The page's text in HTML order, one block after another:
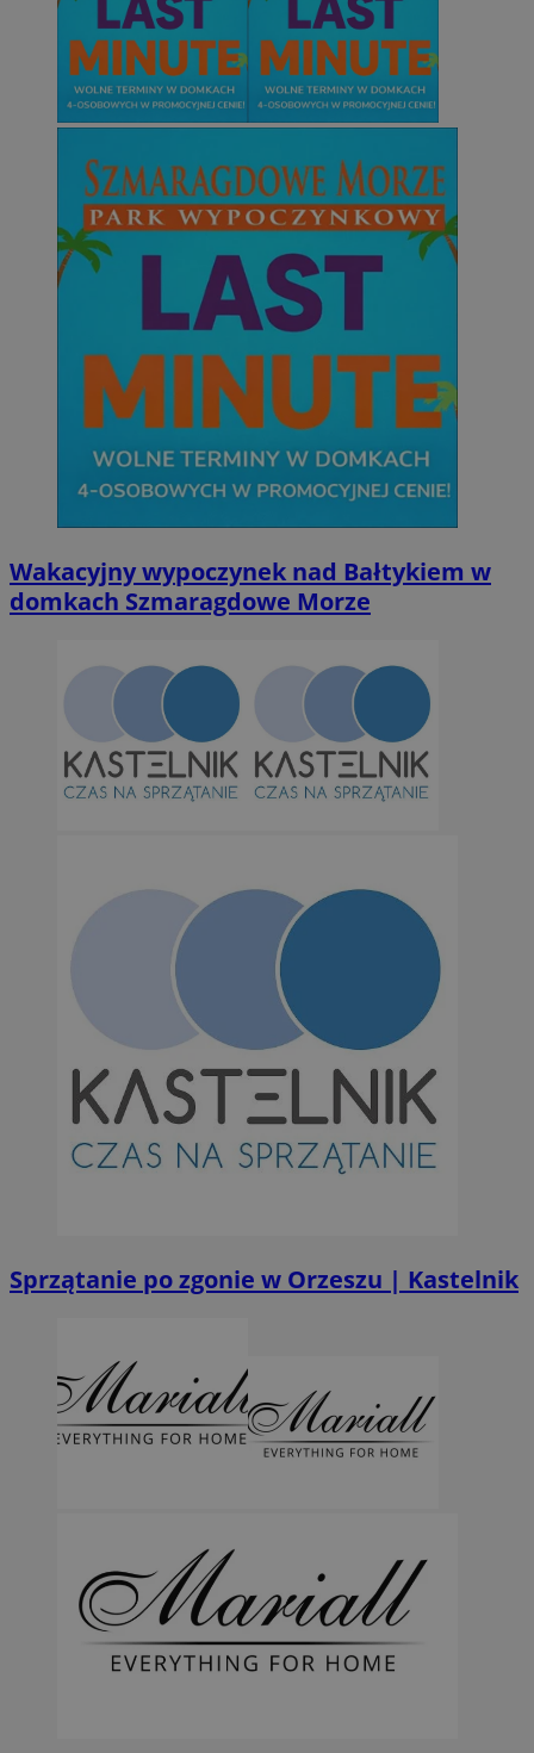
Wakacyjny wypoczynek nad Bałtykiem w
domkach Szmaragdowe Morze
Sprzątanie po zgonie w Orzeszu | Kastelnik